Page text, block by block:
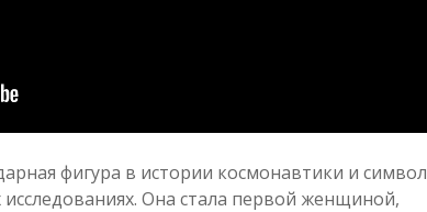
фигура в истории космонавтики и символ
Она стала первой женщиной,